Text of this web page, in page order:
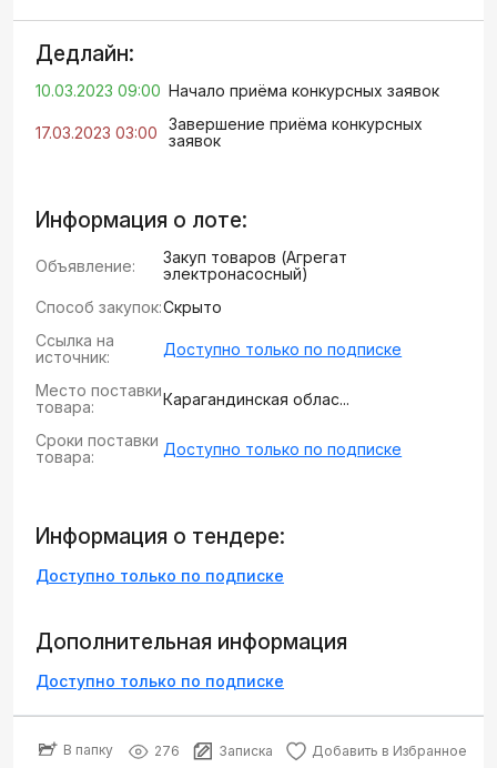
Дедлайн:
10.03.2023 09:00 Начало приёма конкурсных заявок
17.03.2023 03:00
Завершение приёма конкурсных
заявок
Информация о лоте:
Объявление:
Закуп товаров (Агрегат
электронасосный)
Способ закупок:Скрыто
Ссылка на
источник:
Доступно только по подписке
Место поставки
товара:
Карагандинская облас...
Сроки поставки
товара:
Доступно только по подписке
Информация о тендере:
Доступно только по подписке
Дополнительная информация
Доступно только по подписке
В папку 276 Записка Добавить в Избранное